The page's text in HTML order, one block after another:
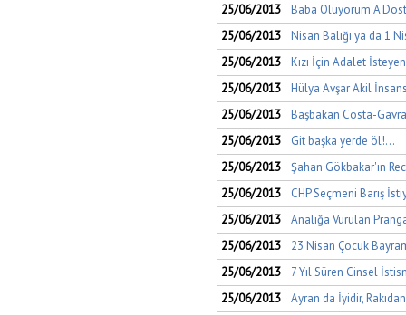
25/06/2013
Baba Oluyorum A
25/06/2013
Nisan Balığı ya da 1
25/06/2013
Kızı İçin Adalet İsteyen
25/06/2013
Hülya Avşar Akil
25/06/2013
Başbakan Costa-
25/06/2013
Git başka yerde öl!...
25/06/2013
Şahan Gökbakar'ın
25/06/2013
CHP Seçmeni Barış
25/06/2013
Analığa Vurulan
25/06/2013
23 Nisan Çocuk
25/06/2013
7 Yıl Süren Cinsel
25/06/2013
Ayran da İyidir,